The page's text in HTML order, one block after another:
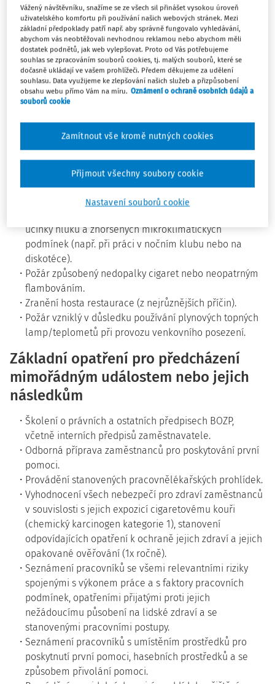
povrchy, párou nebo opařením horkými pokrmy.
Úraz pracovníka následkem zasažení elektrickým
proudem při běžné činnosti.
Úraz způsobený ztrátou stability s následkem pádu při
servírování jídel/nápojů nebo při chůzi ze schodů.
Uklouznutí anebo pád na znečištěné pochozí rovině (
jídlem, nápoji, nečistotami vnesenými z venkovního
Poškození zdraví pracovníka vlivem dlouhodobé
expozice cigaretovému kouři, fyzické zátěži nebo
Psychosomatická onemocnění v důsledku vysokého
pracovního nasazení s dlouhotrvajícím stresem, únavy,
účinky hluku a zhoršených mikroklimatických
podmínek (např. při práci v nočním klubu nebo na
diskotéce).
Požár způsobený nedopalky cigaret nebo neopatrným
flambováním.
Zranění hosta restaurace (z nejrůznějších příčin).
Požár vzniklý v důsledku používání plynových topných
lamp/teplometů při provozu venkovního posezení.
Základní opatření pro předcházení
mimořádným událostem nebo jejich
následkům
Školení o právních a ostatních předpisech BOZP,
včetně interních předpisů zaměstnavatele.
Odborná příprava zaměstnanců pro poskytování první
pomoci.
Provádění stanovených pracovnělékařských prohlídek.
Vyhodnocení všech nebezpečí pro zdraví zaměstnanců
v souvislosti s jejich expozicí cigaretovému kouři
(chemický karcinogen kategorie 1), stanovení
odpovídajících opatření k ochraně jejich zdraví a jejich
opakované ověřování (1x ročně).
Seznámení pracovníků se všemi relevantními riziky
spojenými s výkonem práce a s faktory pracovních
podmínek, opatřeními přijatými proti jejich
nežádoucímu působení na lidské zdraví a se
stanovenými pracovními postupy.
Seznámení pracovníků s umístěním prostředků pro
poskytnutí první pomoci, hasebních prostředků a se
způsobem přivolání pomoci.
Vážený návštěvníku, snažíme se ze všech sil přinášet vysokou úroveň
uživatelského komfortu při používání našich webových stránek. Mezi
základní předpoklady patří např. aby správně fungovalo vyhledávání,
abychom vás neobtěžovali nevhodnou reklamou nebo abychom měli
dostatek podnětů, jak web vylepšovat. Proto od Vás potřebujeme
souhlas se zpracováním souborů cookies, tj. malých souborů, které se
dočasně ukládají ve vašem prohlížeči. Předem děkujeme za udělení
souhlasu. Data využijeme ke zlepšování našich služeb a přizpůsobení
obsahu webu přímo Vám na míru. Oznámení o ochraně osobních údajů a
souborů cookie
Nastavení souborů cookie
Zamítnout vše kromě nutných cookies
Přijmout všechny soubory cookie